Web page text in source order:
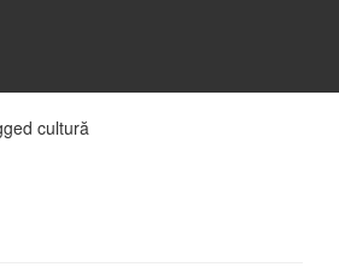
cultură